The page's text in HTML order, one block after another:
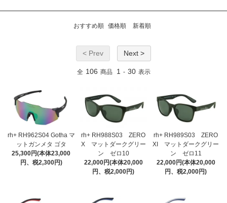
おすすめ順 価格順 新着順
< Prev Next >
全 106 商品 1 - 30 表示
rh+ RH962S04 Gotha マ
ットガンメタ ゴタ
25,300円(本体23,000
円、税2,300円)
rh+ RH988S03 ZERO
X マットダークグリー
ン ゼロ10
22,000円(本体20,000
円、税2,000円)
rh+ RH989S03 ZERO
XI マットダークグリー
ン ゼロ11
22,000円(本体20,000
円、税2,000円)